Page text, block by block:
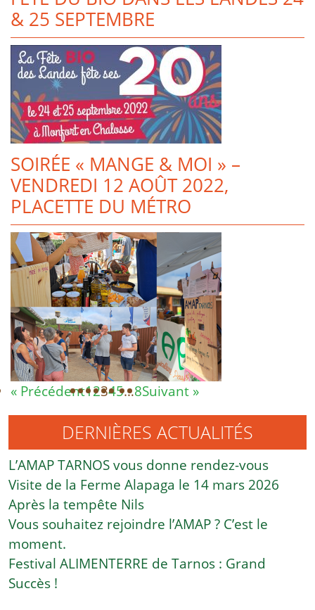
& 25 SEPTEMBRE
SOIRÉE « MANGE & MOI » –
VENDREDI 12 AOÛT 2022,
PLACETTE DU MÉTRO
« Précédent12345…8Suivant »
DERNIÈRES ACTUALITÉS
L’AMAP TARNOS vous donne rendez-vous
Visite de la Ferme Alapaga le 14 mars 2026
Après la tempête Nils
Vous souhaitez rejoindre l’AMAP ? C’est le
moment.
Festival ALIMENTERRE de Tarnos : Grand
Succès !